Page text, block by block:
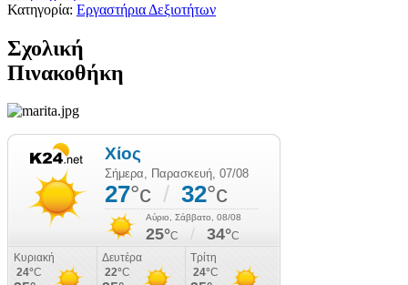
Κατηγορία: Εργαστήρια Δεξιοτήτων
Σχολική
Πινακοθήκη